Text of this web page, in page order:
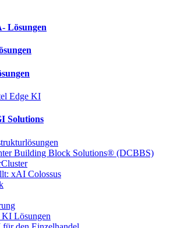
Lösungen
Edge KI
Solutions
Building Block Solutions® (DCBBS)
xAI Colossus
KI Lösungen